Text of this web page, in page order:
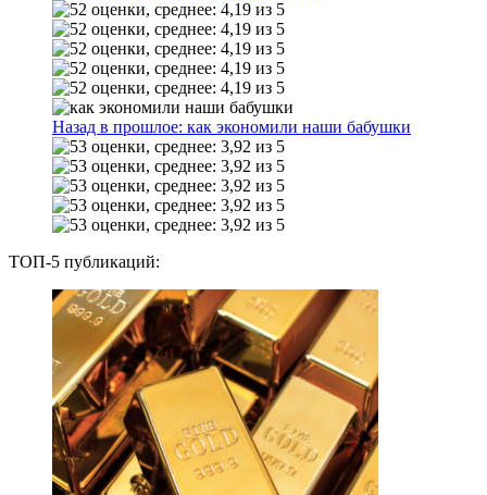
Назад в прошлое: как экономили наши бабушки
ТОП-5 публикаций: